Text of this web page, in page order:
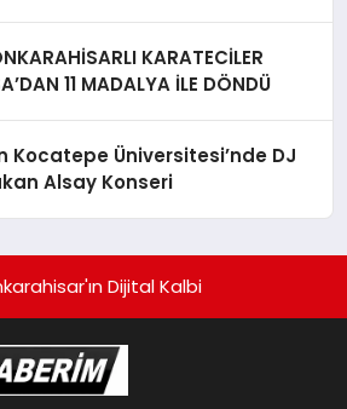
KARATECİLER
11 MADALYA İLE DÖNDÜ
Kocatepe Üniversitesi’nde DJ
Alsay Konseri
Dijital Kalbi